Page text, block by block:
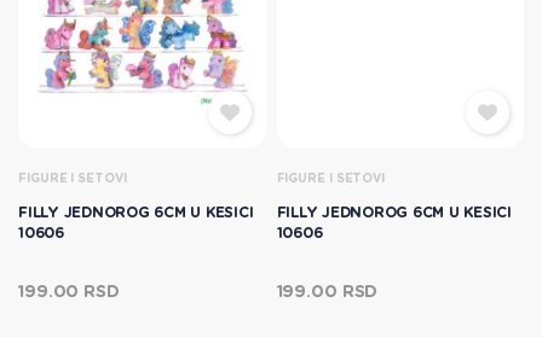
FIGURE I SETOVI
FILLY JEDNOROG 6CM U KESICI
10606
199.00 RSD
FIGURE I SETOVI
FILLY JEDNOROG 6CM U KESICI
10606
199.00 RSD